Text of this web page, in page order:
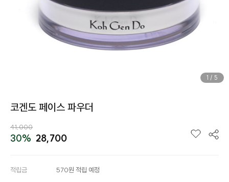
1 / 5
코겐도 페이스 파우더
41,000
30% 28,700
적립금 570원 적립 예정